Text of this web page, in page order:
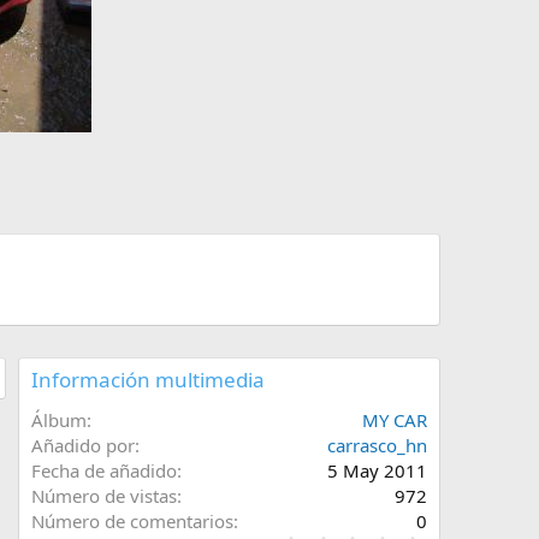
Información multimedia
Álbum
MY CAR
Añadido por
carrasco_hn
Fecha de añadido
5 May 2011
Número de vistas
972
Número de comentarios
0